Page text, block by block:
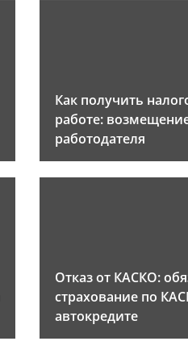
Как получить
работе:
работодателя
Отказ от КАСКО:
страхование по
автокредите